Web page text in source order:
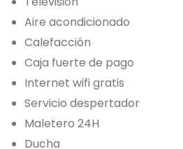
Aire acondicionado
Calefacción
Caja fuerte de pago
Internet wifi gratis
Servicio despertador
Maletero 24H
Ducha